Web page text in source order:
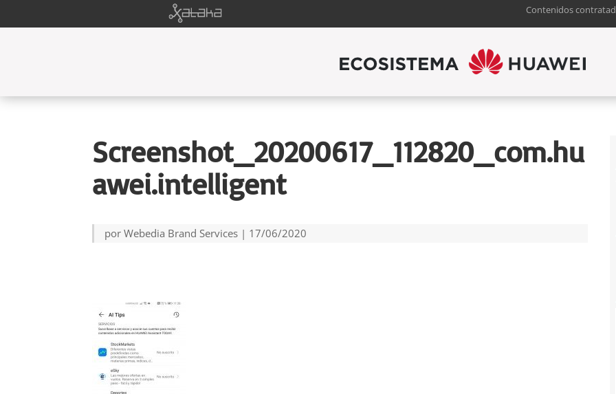
Contenidos
Screenshot_20200617_112820_com.hu
awei.intelligent
porWebedia Brand Services | 17/06/2020